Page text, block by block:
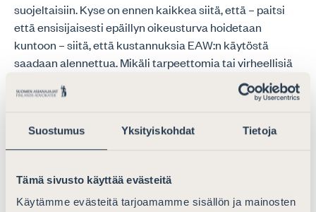
Suostumus Yksityiskohdat Tietoja
Tämä sivusto käyttää evästeitä
Käytämme evästeitä tarjoamamme sisällön ja mainosten
suojeltaisiin. Kyse on ennen kaikkea siitä, että – paitsi
että ensisijaisesti epäillyn oikeusturva hoidetaan
kuntoon – siitä, että kustannuksia EAW:n käytöstä
saadaan alennettua. Mikäli tarpeettomia tai virheellisiä
EAW:tä ei anneta tai ne peruutetaan, ei vastaavia
kustannuksia myöskään aiheudu tai niitä aiheutuu
Suomessa asiantunteva avustaja, hän pystyy varsin pian
havaitsemaan EAW:n perusteena olevan
ja joko yhteydenpidolla syyttäjään tai kantelemalla
vangitsemispäätöksestä hovioikeuteen, koko melko